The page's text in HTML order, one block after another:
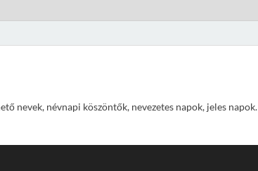
nevek, névnapi köszöntők, nevezetes napok, jeles napok.